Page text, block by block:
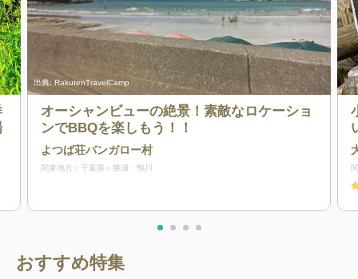
出典: RakutenTravelCamp
オーシャンビューの絶景！素敵なロケーショ
ンでBBQを楽しもう！！
よつば荘バンガロー村
関東地方 千葉県 勝浦・鴨川
おすすめ特集